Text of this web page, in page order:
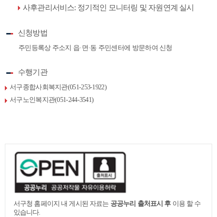
사후관리서비스: 정기적인 모니터링 및 자원연계 실시
신청방법
주민등록상 주소지 읍·면·동 주민센터에 방문하여 신청
수행기관
서구종합사회복지관(051-253-1922)
서구노인복지관(051-244-3541)
서구청 홈페이지 내 게시된 자료는 공공누리 출처표시 후 이용 할 수
있습니다.